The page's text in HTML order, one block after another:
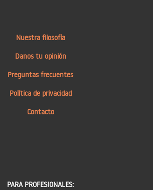
Nuestra filosofía
Danos tu opinión
Preguntas frecuentes
Política de privacidad
Contacto
PARA PROFESIONALES: